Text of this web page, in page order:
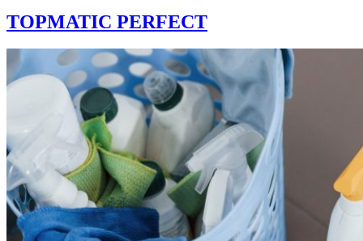
TOPMATIC PERFECT